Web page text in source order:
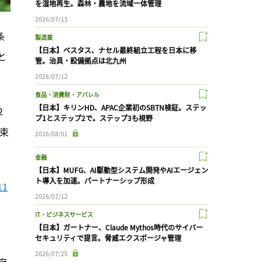
を湿地再生。森林・農地を流域一体管理
2026/07/15
製造業
【日本】ベスタス、ナセル最終組立工程を日本に移
管。治具・設備拠点は北九州
2026/07/12
食品・消費財・アパレル
【日本】キリンHD、APAC企業初のSBTN検証。ステッ
プ1とステップ2で。ステップ3も視野
2026/08/01
金融
【日本】MUFG、AI駆動型システム開発やAIエージェン
ト導入を加速。パートナーシップ形成
2026/07/12
IT・ビジネスサービス
【日本】ガートナー、Claude Mythos時代のサイバー
セキュリティで提言。脅威エクスポージャ管理
2026/07/25